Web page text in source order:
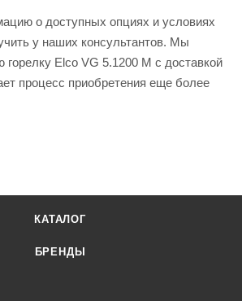
о доступных опциях и условиях
у наших консультантов. Мы
горелку Elco VG 5.1200 M с доставкой
процесс приобретения еще более
КАТАЛОГ
БРЕНДЫ